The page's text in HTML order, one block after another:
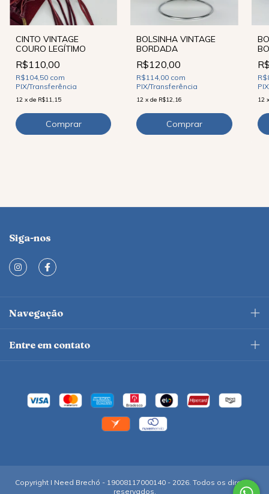
CINTO VINTAGE
COURO LEGÍTIMO
R$110,00
R$104,50 com
PIX/Transferência
12 x de R$11,15
BOLSINHA VINTAGE
BORDADA
R$120,00
R$114,00 com
PIX/Transferência
12 xde R$12,16 12
Siga-nos
Navegação
Entre em contato
Copyright I Need Brechó - 19008117000140 - 2026. Todos os direitos
reservados.